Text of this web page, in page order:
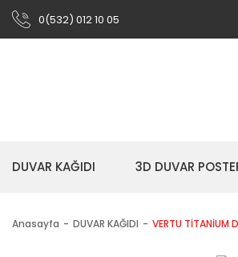
0(532) 012 10 05
DUVAR KAĞIDI 3D DUVAR
Anasayfa DUVAR KAĞIDI VERTU TİTANİUM